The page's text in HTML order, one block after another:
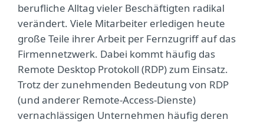
berufliche Alltag vieler Beschäftigten radikal
verändert. Viele Mitarbeiter erledigen heute
große Teile ihrer Arbeit per Fernzugriff auf das
Firmennetzwerk. Dabei kommt häufig das
Remote Desktop Protokoll (RDP) zum Einsatz.
Trotz der zunehmenden Bedeutung von RDP
(und anderer Remote-Access-Dienste)
vernachlässigen Unternehmen häufig deren